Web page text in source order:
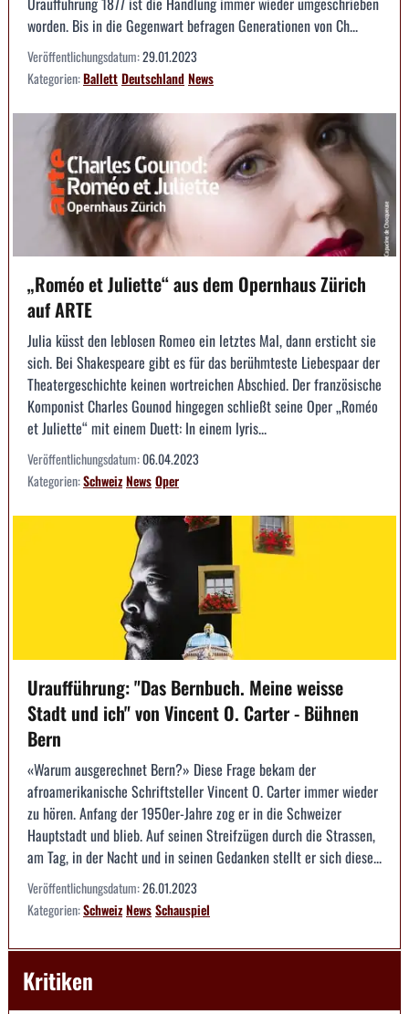
worden. Bis in die Gegenwart befragen Generationen von Ch...
Veröffentlichungsdatum:29.01.2023
Kategorien:BallettDeutschlandNews
„Roméo et Juliette“ aus dem Opernhaus Zürich
auf ARTE
Julia küsst den leblosen Romeo ein letztes Mal, dann ersticht sie
sich. Bei Shakespeare gibt es für das berühmteste Liebespaar der
Theatergeschichte keinen wortreichen Abschied. Der französische
Komponist Charles Gounod hingegen schließt seine Oper „Roméo
et Juliette“ mit einem Duett: In einem lyris...
Veröffentlichungsdatum:06.04.2023
Kategorien:SchweizNewsOper
Uraufführung: "Das Bernbuch. Meine weisse
Stadt und ich" von Vincent O. Carter - Bühnen
Bern
«Warum ausgerechnet Bern?» Diese Frage bekam der
afroamerikanische Schriftsteller Vincent O. Carter immer wieder
zu hören. Anfang der 1950er-Jahre zog er in die Schweizer
Hauptstadt und blieb. Auf seinen Streifzügen durch die Strassen,
am Tag, in der Nacht und in seinen Gedanken stellt er sich diese...
Veröffentlichungsdatum:26.01.2023
Kategorien:SchweizNewsSchauspiel
Kritiken